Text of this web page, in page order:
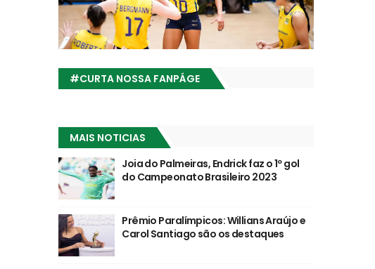
#CURTA NOSSA FANPÁGE
MAIS NOTICIAS
Joia do Palmeiras, Endrick faz o 1º gol
do Campeonato Brasileiro 2023
Prêmio Paralímpicos: Willians Araújo e
Carol Santiago são os destaques